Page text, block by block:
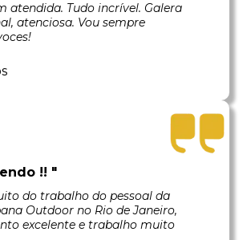
atendida. Tudo incrível. Galera
atenciosa. Vou sempre
!! "
do trabalho do pessoal da
Outdoor no Rio de Janeiro,
excelente e trabalho muito